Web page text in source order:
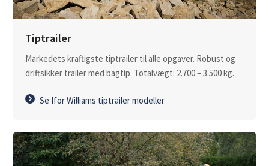
Tiptrailer
Markedets kraftigste tiptrailer til alle opgaver. Robust og
driftsikker trailer med bagtip. Totalvægt: 2.700 – 3.500 kg.
Se Ifor Williams tiptrailer modeller